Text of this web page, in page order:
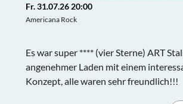
Fr. 31.07.26 20:00
Americana Rock
Es war super **** (vier Sterne) ART
angenehmer Laden mit einem
Konzept, alle waren sehr freundlich!!!